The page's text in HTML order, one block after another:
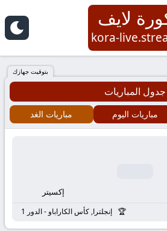
لايف
kora-
بتوقيت جهازك
جدول المباريات
مباريات اليوم مباريات الغد
إكسيتر
إنجلترا, كأس الكاراباو - الدور 1